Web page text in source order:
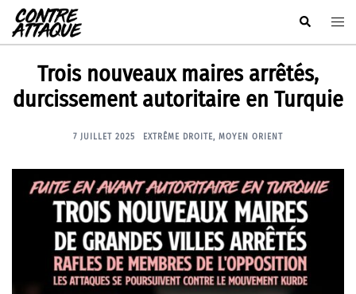
Aller
au
contenu
Rechercher
Trois nouveaux maires arrêtés,
durcissement autoritaire en Turquie
7 JUILLET 2025 EXTRÊME DROITE, MOYEN ORIENT